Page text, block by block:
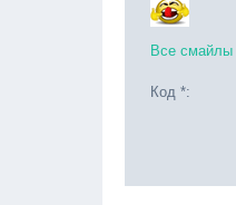
Все смайлы
Код *: